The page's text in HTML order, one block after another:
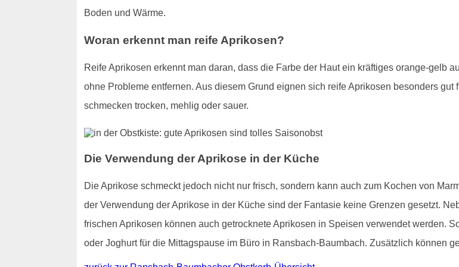
Boden und Wärme.
Woran erkennt man reife Aprikosen?
Reife Aprikosen erkennt man daran, dass die Farbe der Haut ein kräftiges orange-gelb
ohne Probleme entfernen. Aus diesem Grund eignen sich reife Aprikosen besonders gut
schmecken trocken, mehlig oder sauer.
Die Verwendung der Aprikose in der Küche
Die Aprikose schmeckt jedoch nicht nur frisch, sondern kann auch zum Kochen von
der Verwendung der Aprikose in der Küche sind der Fantasie keine Grenzen gesetzt.
frischen Aprikosen können auch getrocknete Aprikosen in Speisen verwendet werden.
oder Joghurt für die Mittagspause im Büro in Ransbach-Baumbach. Zusätzlich können